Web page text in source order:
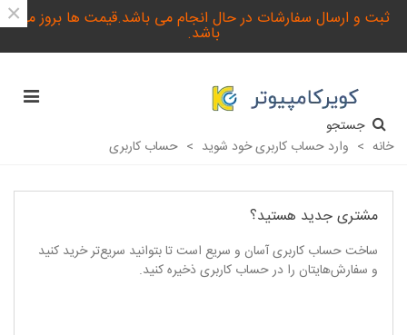
ثبت و ارسال سفارشات در حال انجام می باشد.قیمت ها بروز می
باشد.
×
جستجو
خانه > وارد حساب کاربری خود شوید > حساب کاربری
مشتری جدید هستید؟
ساخت حساب کاربری آسان و سریع است تا بتوانید سریع‌تر خرید کنید
و سفارش‌هایتان را در حساب کاربری ذخیره کنید.